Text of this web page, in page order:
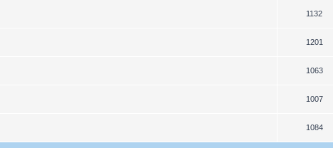
1132
1201
1063
1007
1084